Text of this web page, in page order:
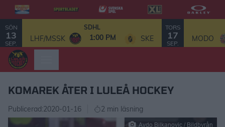
SÖN
13
SEP.
SDHL
LHF/MSSK 1:00 PM SKE
TORS
17
SEP.
MODO
KOMAREK ÅTER I LULEÅ HOCKEY
Publicerad:2020-01-16 2 min läsning
Avdo Bilkanovic / Bildbyrån